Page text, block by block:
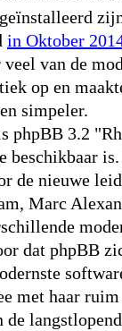
in Oktober
veel van de
op en
simpeler.
phpBB 3.2
beschikbaar
de nieuwe
Marc
dat phpBB
met haar
de